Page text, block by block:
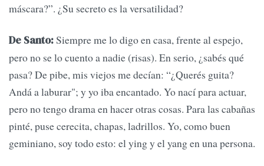
máscara?”. ¿Su secreto es la versatilidad?
De Santo:Siempre me lo digo en casa, frente al espejo,
pero no se lo cuento a nadie (risas). En serio, ¿sabés qué
pasa? De pibe, mis viejos me decían: “¿Querés guita?
Andá a laburar"; y yo iba encantado. Yo nací para actuar,
pero no tengo drama en hacer otras cosas. Para las cabañas
pinté, puse cerecita, chapas, ladrillos. Yo, como buen
geminiano, soy todo esto: el ying y el yang en una persona.